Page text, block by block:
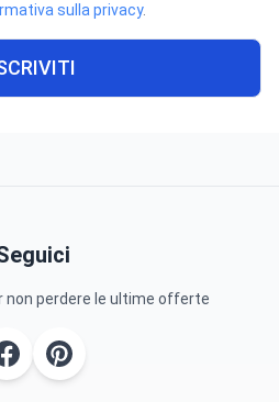
sulla privacy.
non perdere le ultime offerte